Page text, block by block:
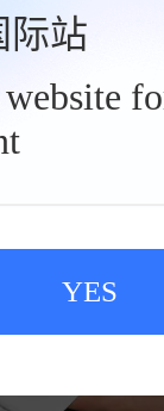
际站
YES
椅带记忆电动